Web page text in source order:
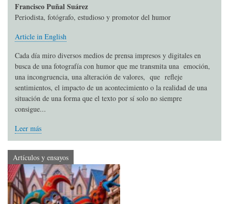
Francisco Puñal Suárez
Periodista, fotógrafo, estudioso y promotor del humor
Article in English
Cada día miro diversos medios de prensa impresos y digitales en
busca de una fotografía con humor que me transmita una emoción,
una incongruencia, una alteración de valores, que refleje
sentimientos, el impacto de un acontecimiento o la realidad de una
situación de una forma que el texto por sí solo no siempre
consigue...
Leer más
Artículos y ensayos